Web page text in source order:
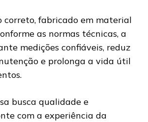
correto, fabricado em material
as normas técnicas, a
medições confiáveis, reduz
e prolonga a vida útil
busca qualidade e
com a experiência da